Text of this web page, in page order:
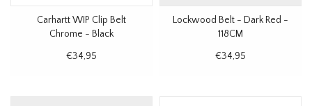
Carhartt WIP Clip Belt
Chrome - Black
€34,95
Lockwood Belt - Dark Red -
118CM
€34,95